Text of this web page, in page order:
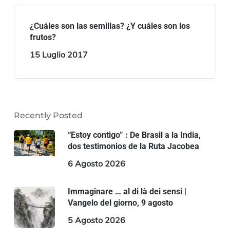
¿Cuáles son las semillas? ¿Y cuáles son los
frutos?
15 Luglio 2017
Recently Posted
“Estoy contigo” : De Brasil a la India,
dos testimonios de la Ruta Jacobea
6 Agosto 2026
Immaginare … al di là dei sensi |
Vangelo del giorno, 9 agosto
5 Agosto 2026